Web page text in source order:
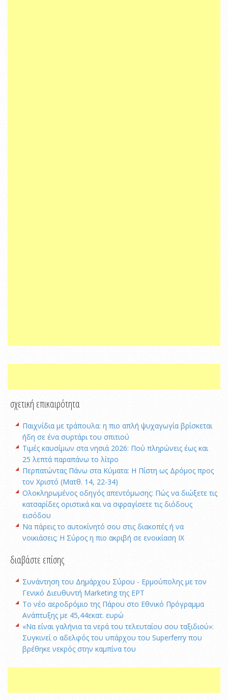
σχετική επικαιρότητα
Παιχνίδια με τράπουλα: η πιο απλή ψυχαγωγία βρίσκεται
ήδη σε ένα συρτάρι του σπιτιού
Τιμές καυσίμων στα νησιά 2026: Πού πληρώνεις έως και
25 λεπτά παραπάνω το λίτρο
Περπατώντας Πάνω στα Κύματα: Η Πίστη ως Δρόμος προς
τον Χριστό (Ματθ. 14, 22-34)
Ολοκληρωμένος οδηγός απεντόμωσης: Πώς να διώξετε τις
κατσαρίδες οριστικά και να σφραγίσετε τις διόδους
εισόδου
Να πάρεις το αυτοκίνητό σου στις διακοπές ή να
νοικιάσεις; Η Σύρος η πιο ακριβή σε ενοικίαση ΙΧ
διαβάστε επίσης
Συνάντηση του Δημάρχου Σύρου - Ερμούπολης με τον
Γενικό Διευθυντή Marketing της ΕΡΤ
Το νέο αεροδρόμιο της Πάρου στο Εθνικό Πρόγραμμα
Ανάπτυξης με 45,44εκατ. ευρώ
«Να είναι γαλήνια τα νερά του τελευταίου σου ταξιδιού»:
Συγκινεί ο αδελφός του υπάρχου του Superferry που
βρέθηκε νεκρός στην καμπίνα του